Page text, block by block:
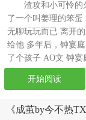
渣攻和小可怜的
了一个叫姜理的笨
无聊玩玩而已 离开
给他 多年后，钟宴
了个孩子 AO文 钟宴
开始阅读
《成茧by今不热